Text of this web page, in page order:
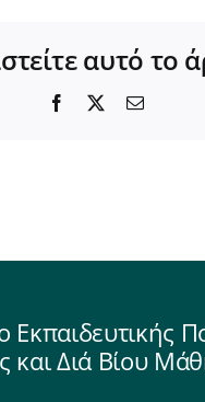
αυτό το
Facebook Email
Εκπαιδευτικής
και Διά Βίου